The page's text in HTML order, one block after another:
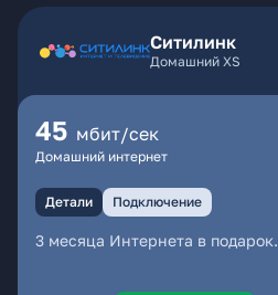
Ситилинк
Домашний XS
45 мбит/сек
Домашний интернет
Детали Подключение
3 месяца Интернета в подарок.